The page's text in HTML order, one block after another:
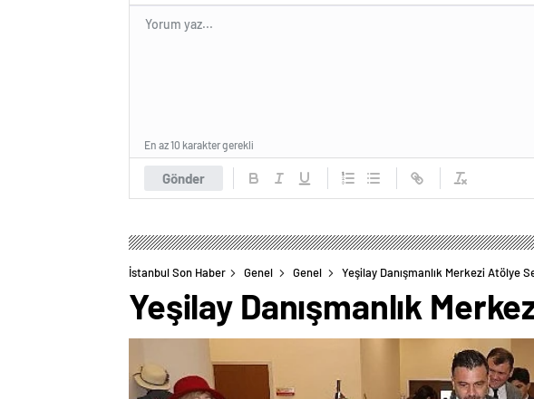
Gönder
En az 10 karakter gerekli
İstanbul Son Haber Genel Genel Yeşilay Danışmanlık Merkezi Atölye
Yeşilay Danışmanlık